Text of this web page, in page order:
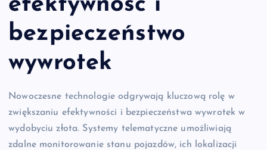
efektywność i
bezpieczeństwo
wywrotek
Nowoczesne technologie odgrywają kluczową rolę w
zwiększaniu efektywności i bezpieczeństwa wywrotek w
wydobyciu złota. Systemy telematyczne umożliwiają
zdalne monitorowanie stanu pojazdów, ich lokalizacji